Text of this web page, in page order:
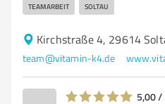
TEAMARBEIT SOLTAU
Kirchstraße 4, 29614
team@vitamin-k4.de
5,00 /